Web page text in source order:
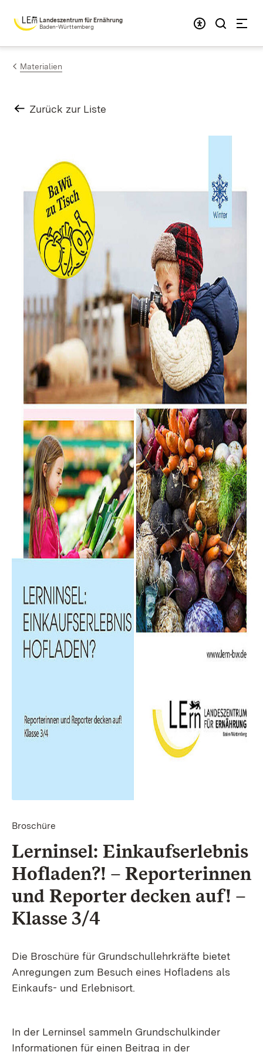
Zum Inhalt springen
Landeszentrum für Ernährung
Baden-Württemberg
Materialien
Zurück zur Liste
Broschüre
Lern­insel: Einkaufserlebnis
Hof­laden?! – Reporter­innen
und Reporter decken auf! –
Klasse 3/4
Die Broschüre für Grundschullehrkräfte bietet
Anregungen zum Besuch eines Hofladens als
Einkaufs- und Erlebnisort.
In der Lerninsel sammeln Grundschulkinder
Informationen für einen Beitrag in der